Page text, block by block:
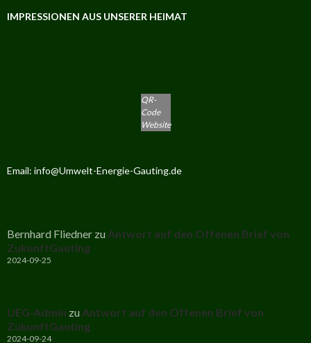
IMPRESSIONEN AUS UNSERER HEIMAT
QR-
Code
Website
Email: info@Umwelt-Energie-Gauting.de
Bernhard Fliedner zu Antwort auf den Offenen Brief von
ZukunftGauting
2024-09-25
UEG-Admin zu Antwort auf den Offenen Brief von
ZukunftGauting
2024-09-24